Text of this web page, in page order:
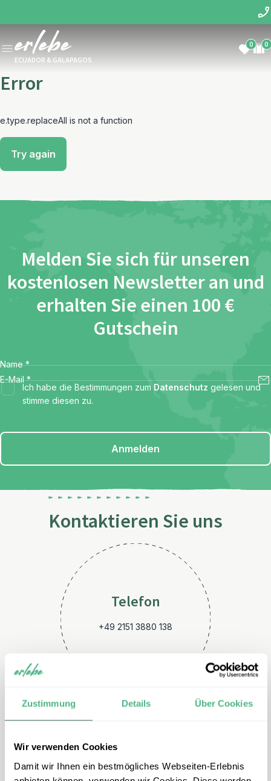
Zustimmung Details Über Cookies
Wir verwenden Cookies
Damit wir Ihnen ein bestmögliches Webseiten-Erlebnis
ECUADOR & GALAPAGOS
0 0
Error
e.type.replaceAll is not a function
Try again
Melden Sie sich für unseren
kostenlosen Newsletter an und
erhalten Sie einen 100 €
Gutschein
Name *
E-Mail *
Ich habe die Bestimmungen zum Datenschutz gelesen und
stimme diesen zu.
Anmelden
Kontaktieren Sie uns
Telefon
+49 2151 3880 138
E-Mail
ecuador@erlebe.de